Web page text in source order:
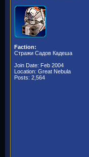
Faction:
Стражи Садов Кадеша
Join Date: Feb 2004
Location: Great Nebula
Posts: 2,564